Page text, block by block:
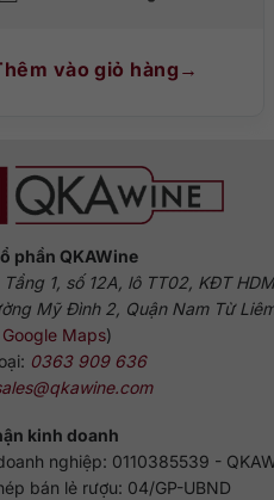
vào giỏ hàng
phần QKAWine
Tầng 1, số 12A, lô TT02, KĐT
Mỹ Đình 2, Quận Nam Từ
Google Maps)
0363 909 636
kinh doanh
nghiệp: 0110385539 -
bán lẻ rượu: 04/GP-UBND